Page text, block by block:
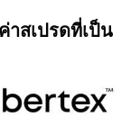
สเปรดที่เป็น